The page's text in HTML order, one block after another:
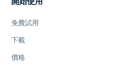
免費試用
下載
價格